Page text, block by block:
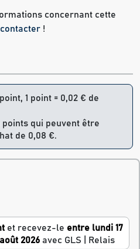
concernant cette
!
1 point = 0,02 € de
qui peuvent être
de 0,08 €.
et recevez-le entre lundi 17
2026 avec GLS | Relais